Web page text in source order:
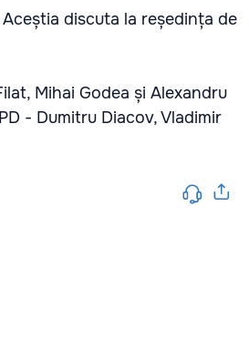
discuta la reședința de
Mihai Godea și Alexandru
- Dumitru Diacov, Vladimir